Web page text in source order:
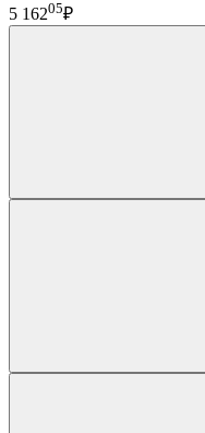
5 16205₽